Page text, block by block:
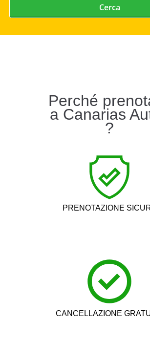
Cerca
Perché
a Canarias
?
PRENOTAZIONE
CANCELLAZIONE